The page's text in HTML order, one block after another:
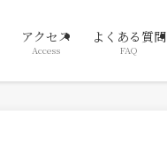
アクセス
Access
よくある質問
FAQ